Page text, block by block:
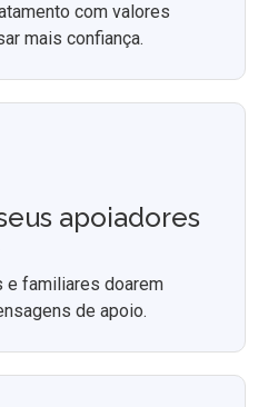
com valores
mais confiança.
apoiadores
e familiares doarem
de apoio.